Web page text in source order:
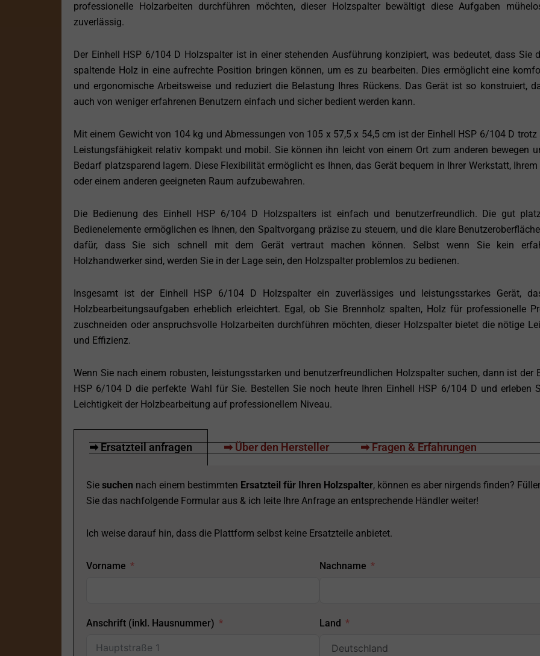
professionelle Holzarbeiten durchführen möchten, dieser Holzspalter bewältigt diese Aufgaben
zuverlässig.
Der Einhell HSP 6/104 D Holzspalter ist in einer stehenden Ausführung konzipiert, was bedeutet, dass Sie
spaltende Holz in eine aufrechte Position bringen können, um es zu bearbeiten. Dies ermöglicht eine
und ergonomische Arbeitsweise und reduziert die Belastung Ihres Rückens. Das Gerät ist so konstruiert,
auch von weniger erfahrenen Benutzern einfach und sicher bedient werden kann.
Mit einem Gewicht von 104 kg und Abmessungen von 105 x 57,5 x 54,5 cm ist der Einhell HSP 6/104 D trotz
Leistungsfähigkeit relativ kompakt und mobil. Sie können ihn leicht von einem Ort zum anderen bewegen
Bedarf platzsparend lagern. Diese Flexibilität ermöglicht es Ihnen, das Gerät bequem in Ihrer Werkstatt,
oder einem anderen geeigneten Raum aufzubewahren.
Die Bedienung des Einhell HSP 6/104 D Holzspalters ist einfach und benutzerfreundlich. Die gut
Bedienelemente ermöglichen es Ihnen, den Spaltvorgang präzise zu steuern, und die klare
dafür, dass Sie sich schnell mit dem Gerät vertraut machen können. Selbst wenn Sie kein
Holzhandwerker sind, werden Sie in der Lage sein, den Holzspalter problemlos zu bedienen.
Insgesamt ist der Einhell HSP 6/104 D Holzspalter ein zuverlässiges und leistungsstarkes Gerät,
Holzbearbeitungsaufgaben erheblich erleichtert. Egal, ob Sie Brennholz spalten, Holz für professionelle
zuschneiden oder anspruchsvolle Holzarbeiten durchführen möchten, dieser Holzspalter bietet die nötige
und Effizienz.
Wenn Sie nach einem robusten, leistungsstarken und benutzerfreundlichen Holzspalter suchen, dann ist der
HSP 6/104 D die perfekte Wahl für Sie. Bestellen Sie noch heute Ihren Einhell HSP 6/104 D und erleben
Leichtigkeit der Holzbearbeitung auf professionellem Niveau.
➡ Ersatzteil anfragen ➡ Über den Hersteller ➡ Fragen & Erfahrungen
Sie suchen nach einem bestimmten Ersatzteil für Ihren Holzspalter, können es aber nirgends finden?
Sie das nachfolgende Formular aus & ich leite Ihre Anfrage an entsprechende Händler weiter!
Ich weise darauf hin, dass die Plattform selbst keine Ersatzteile anbietet.
Vorname Nachname
Anschrift (inkl. Hausnummer) Land